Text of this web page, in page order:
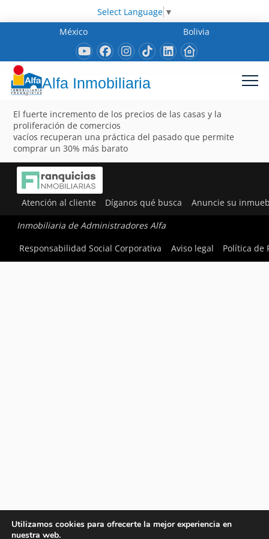
Select Language ▼
México
Bolivia
Alfa Inmobiliaria
El fuerte incremento de los precios de las casas y la
proliferación de comercios
vacíos recuperan una práctica del pasado que permite
comprar un 30% más barato
Atención al cliente Díganos qué busca Anuncie su
Inmobiliaria de Administradores Alfa
Responsabilidad Social Corporativa
Aviso legal Política de
Utilizamos cookies para ofrecerte la mejor experiencia en
nuestra web.